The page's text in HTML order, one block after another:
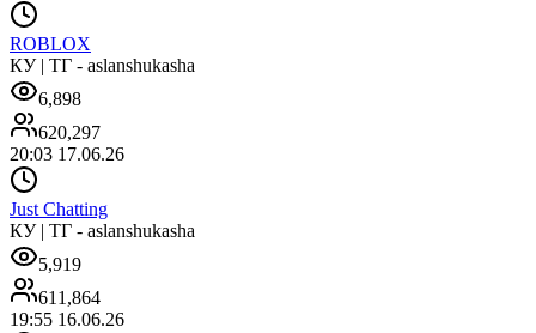
ROBLOX
КУ | ТГ - aslanshukasha
6,898
620,297
20:03 17.06.26
Just Chatting
КУ | ТГ - aslanshukasha
5,919
611,864
19:55 16.06.26